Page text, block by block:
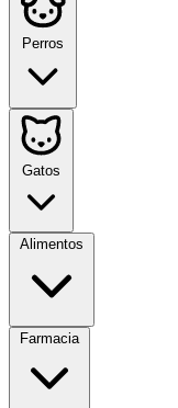
Perros
Gatos
Alimentos
Farmacia